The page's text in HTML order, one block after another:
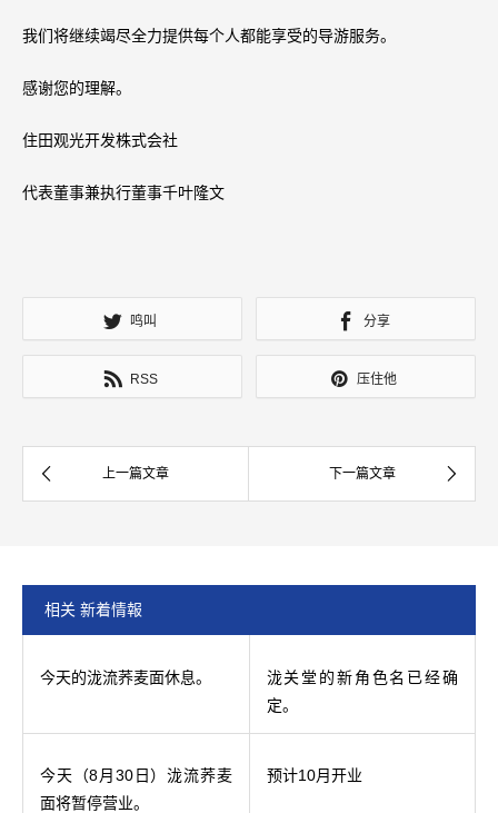
我们将继续竭尽全力提供每个人都能享受的导游服务。
感谢您的理解。
住田观光开发株式会社
代表董事兼执行董事千叶隆文
鸣叫 分享
RSS 压住他
相关 新着情報
今天的泷流荞麦面休息。
泷关堂的新角色名已经确
定。
今天（8月30日）泷流荞麦
面将暂停营业。
预计10月开业